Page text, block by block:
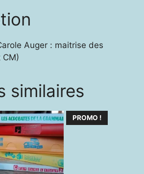
Auger : maitrise des
CM)
similaires
PROMO !